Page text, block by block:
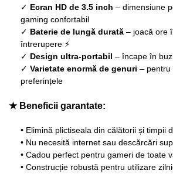
✓ Ecran HD de 3.5 inch – dimensiune
gaming confortabil
✓ Baterie de lungă durată – joacă ore
întrerupere ⚡
✓ Design ultra-portabil – încape în
✓ Varietate enormă de genuri – pentru
preferințele
★ Beneficii garantate:
• Elimină plictiseala din călătorii și timpii
• Nu necesită internet sau descărcări
• Cadou perfect pentru gameri de toate
• Construcție robustă pentru utilizare